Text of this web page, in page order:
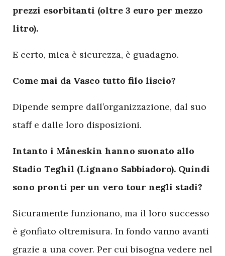
prezzi esorbitanti (oltre 3 euro per mezzo
litro).
E certo, mica è sicurezza, è guadagno.
Come mai da Vasco tutto filo liscio?
Dipende sempre dall’organizzazione, dal suo
staff e dalle loro disposizioni.
Intanto i Måneskin hanno suonato allo
Stadio Teghil (Lignano Sabbiadoro). Quindi
sono pronti per un vero tour negli stadi?
Sicuramente funzionano, ma il loro successo
è gonfiato oltremisura. In fondo vanno avanti
grazie a una cover. Per cui bisogna vedere nel